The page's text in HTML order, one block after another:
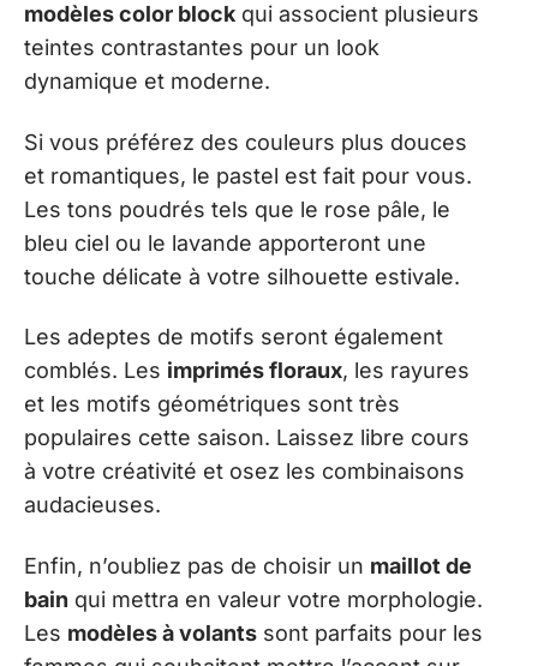
modèles color block qui associent plusieurs
teintes contrastantes pour un look
dynamique et moderne.
Si vous préférez des couleurs plus douces
et romantiques, le pastel est fait pour vous.
Les tons poudrés tels que le rose pâle, le
bleu ciel ou le lavande apporteront une
touche délicate à votre silhouette estivale.
Les adeptes de motifs seront également
comblés. Les imprimés floraux, les rayures
et les motifs géométriques sont très
populaires cette saison. Laissez libre cours
à votre créativité et osez les combinaisons
audacieuses.
Enfin, n’oubliez pas de choisir un maillot de
bain qui mettra en valeur votre morphologie.
Les modèles à volants sont parfaits pour les